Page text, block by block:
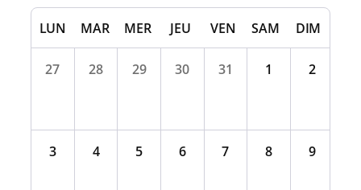
LUN MAR MER JEU VEN SAM DIM
27 28 29 30 31 1 2
3 4 5 6 7 8 9